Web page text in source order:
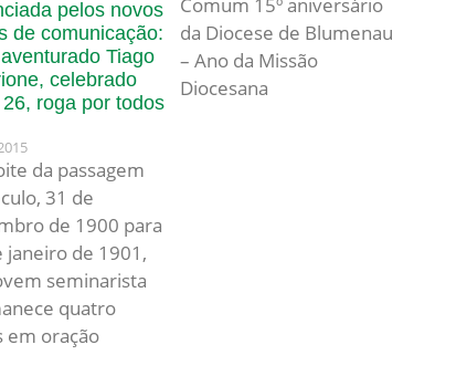
pelos novos
de comunicação:
Tiago
celebrado
26, roga por todos
da passagem
31 de
de 1900 para
janeiro de 1901,
seminarista
quatro
em oração
Comum 15º aniversário
da Diocese de Blumenau
– Ano da Missão
Diocesana